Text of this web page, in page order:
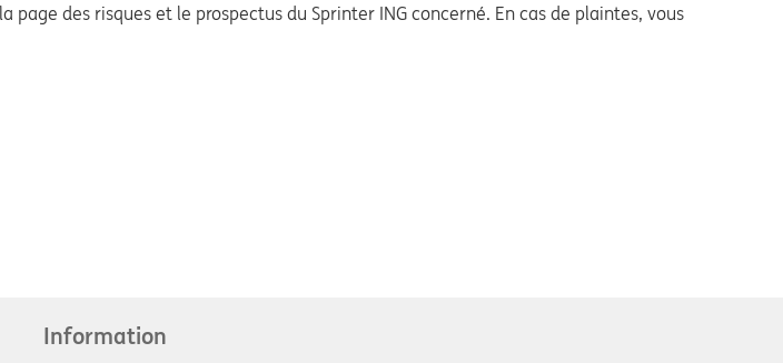
des risques et le prospectus du Sprinter ING concerné. En cas de plaintes, vous
Information